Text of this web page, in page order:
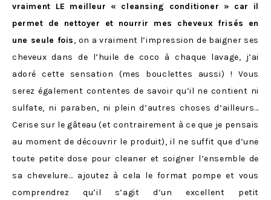
vraiment LE meilleur « cleansing conditioner » car il
permet de nettoyer et nourrir mes cheveux frisés en
une seule fois, on a vraiment l’impression de baigner ses
cheveux dans de l’huile de coco à chaque lavage, j’ai
adoré cette sensation (mes bouclettes aussi) ! Vous
serez également contentes de savoir qu’il ne contient ni
sulfate, ni paraben, ni plein d’autres choses d’ailleurs…
Cerise sur le gâteau (et contrairement à ce que je pensais
au moment de découvrir le produit), il ne suffit que d’une
toute petite dose pour cleaner et soigner l’ensemble de
sa chevelure… ajoutez à cela le format pompe et vous
comprendrez qu’il s’agit d’un excellent petit